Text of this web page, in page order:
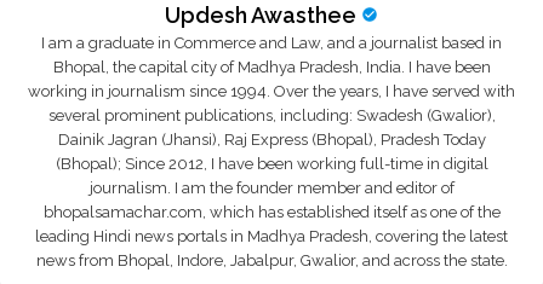
Updesh Awasthee
I am a graduate in Commerce and Law, and a journalist based in
Bhopal, the capital city of Madhya Pradesh, India. I have been
working in journalism since 1994. Over the years, I have served with
several prominent publications, including: Swadesh (Gwalior),
Dainik Jagran (Jhansi), Raj Express (Bhopal), Pradesh Today
(Bhopal); Since 2012, I have been working full-time in digital
journalism. I am the founder member and editor of
bhopalsamachar.com, which has established itself as one of the
leading Hindi news portals in Madhya Pradesh, covering the latest
news from Bhopal, Indore, Jabalpur, Gwalior, and across the state.